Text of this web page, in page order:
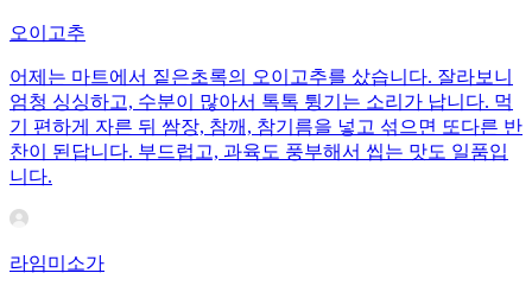
오이고추
어제는 마트에서 짙은초록의 오이고추를 샀습니다. 잘라보니
엄청 싱싱하고, 수분이 많아서 톡톡 튕기는 소리가 납니다. 먹
기 편하게 자른 뒤 쌈장, 참깨, 참기름을 넣고 섞으면 또다른 반
찬이 된답니다. 부드럽고, 과육도 풍부해서 씹는 맛도 일품입
니다.
라임미소가